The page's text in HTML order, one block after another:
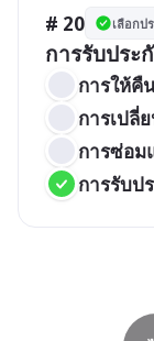
# 20 เลือกป
การรับประ
การให้คื
การเปลี่
การซ่อ
การรับ